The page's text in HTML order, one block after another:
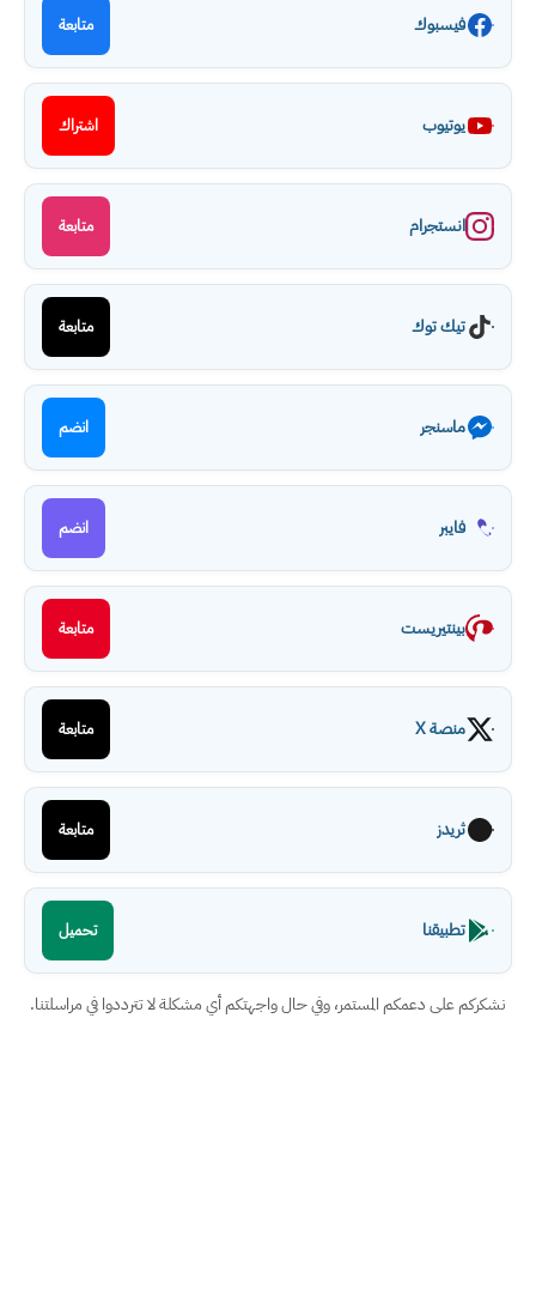
فيسبوك متابعة
يوتيوب اشتراك
انستجرام متابعة
تيك توك متابعة
ماسنجر انضم
فايبر انضم
بينتيريست متابعة
منصة X متابعة
ثريدز متابعة
تطبيقنا تحميل
نشكركم على دعمكم المستمر، وفي حال واجهتكم أي مشكلة لا تترددوا في مراسلتنا.